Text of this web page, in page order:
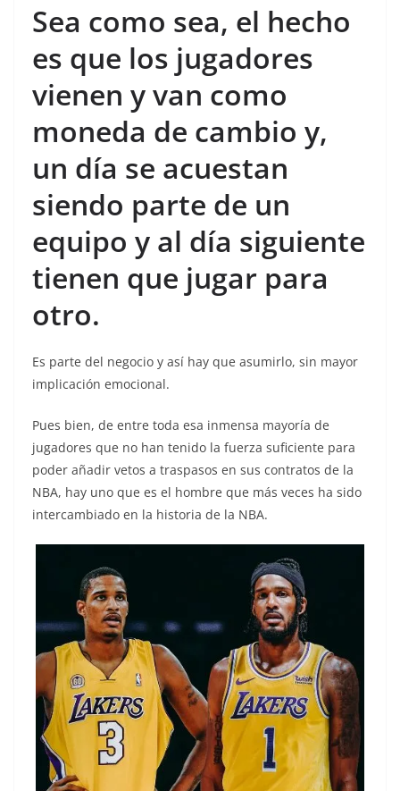
Sea como sea, el hecho
es que los jugadores
vienen y van como
moneda de cambio y,
un día se acuestan
siendo parte de un
equipo y al día siguiente
tienen que jugar para
otro.
Es parte del negocio y así hay que asumirlo, sin mayor
implicación emocional.
Pues bien, de entre toda esa inmensa mayoría de
jugadores que no han tenido la fuerza suficiente para
poder añadir vetos a traspasos en sus contratos de la
NBA, hay uno que es el hombre que más veces ha sido
intercambiado en la historia de la NBA.